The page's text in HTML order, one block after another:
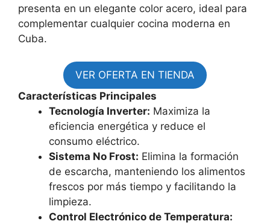
presenta en un elegante color acero, ideal para
complementar cualquier cocina moderna en
Cuba.
VER OFERTA EN TIENDA
Características Principales
Tecnología Inverter: Maximiza la
eficiencia energética y reduce el
consumo eléctrico.
Sistema No Frost: Elimina la formación
de escarcha, manteniendo los alimentos
frescos por más tiempo y facilitando la
limpieza.
Control Electrónico de Temperatura: